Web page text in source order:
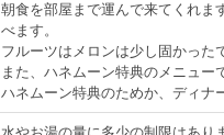
朝食を部屋まで運んで来てくれま
べます。
フルーツはメロンは少し固かった
また、ハネムーン特典のメニュ
ハネムーン特典のためか、ディナ